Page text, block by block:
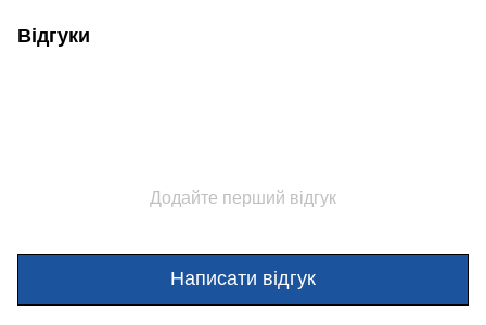
Відгуки
Додайте перший відгук
Написати відгук